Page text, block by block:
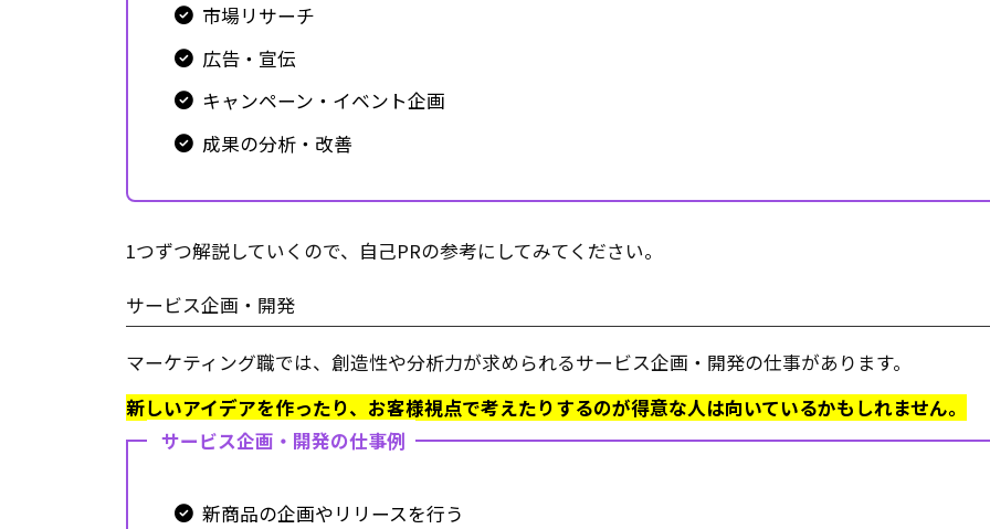
市場リサーチ
広告・宣伝
キャンペーン・イベント企画
成果の分析・改善
1つずつ解説していくので、自己PRの参考にしてみてください。
サービス企画・開発
マーケティング職では、創造性や分析力が求められるサービス企画・開発の仕事があります。
新しいアイデアを作ったり、お客様視点で考えたりするのが得意な人は向いているかもしれません。
サービス企画・開発の仕事例
新商品の企画やリリースを行う